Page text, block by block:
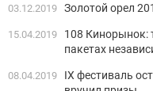
03.12.2019 Золотой орел
15.04.2019
108 Кинорынок:
пакетах
08.04.2019
IX фестиваль